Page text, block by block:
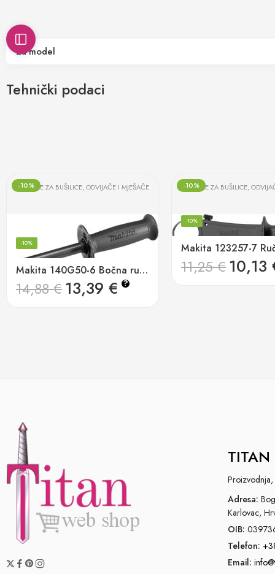
Tehnički podaci
Za model
-10%
RUČKE ZA BUŠILICE, ODVIJAČE I MJEŠAČE
Makita 140G50-6 Bočna ručka za DUT130
-10%
14,88€ 13,39 € ?
-10%
RUČKE ZA BUŠILICE,
-10%
11,25€ 10,13
Adresa:
Karlovac,
OIB:
Telefon:
Email: